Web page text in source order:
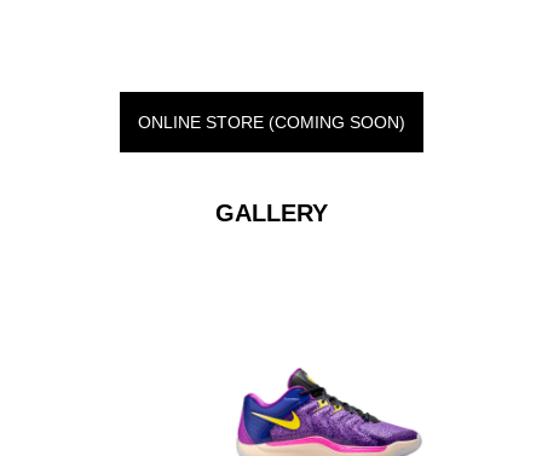
ONLINE STORE (COMING SOON)
GALLERY